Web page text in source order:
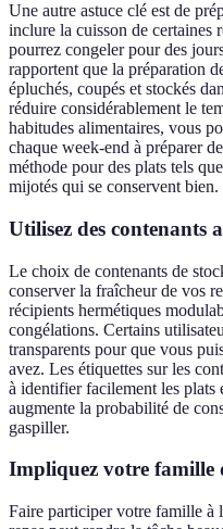
Une autre astuce clé est de
inclure la cuisson de certaines
pourrez congeler pour des
rapportent que la préparation
épluchés, coupés et stockés
réduire considérablement le
habitudes alimentaires, vous
chaque week-end à préparer
méthode pour des plats tels
mijotés qui se conservent bien.
Utilisez des contenants
Le choix de contenants de
conserver la fraîcheur de vos
récipients hermétiques
congélations. Certains
transparents pour que vous
avez. Les étiquettes sur les
à identifier facilement les plats
augmente la probabilité de
gaspiller.
Impliquez votre famille
Faire participer votre famille à